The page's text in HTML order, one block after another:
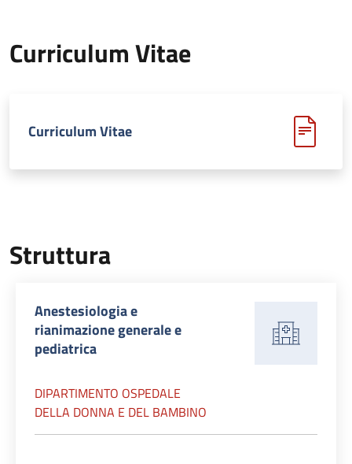
Curriculum Vitae
Curriculum Vitae
Struttura
Anestesiologia e
rianimazione generale e
pediatrica
DIPARTIMENTO OSPEDALE
DELLA DONNA E DEL BAMBINO